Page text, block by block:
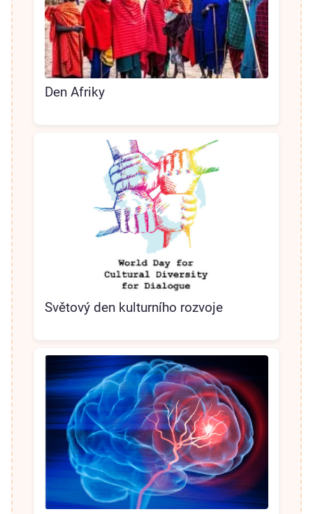
Den Afriky
Světový den kulturního rozvoje